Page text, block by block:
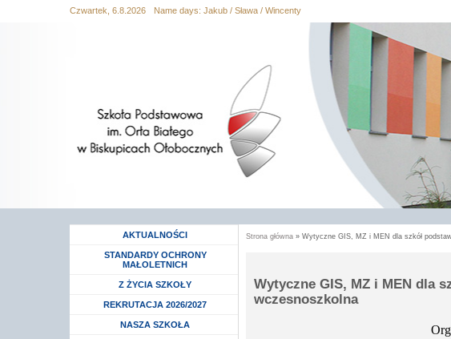
Czwartek, 6.8.2026 Name days: Jakub / Sława / Wincenty
AKTUALNOŚCI
STANDARDY OCHRONY
MAŁOLETNICH
Rozwiń menu
Z ŻYCIA SZKOŁY
Rozwiń menu
REKRUTACJA 2026/2027
Rozwiń menu
NASZA SZKOŁA
Strona główna » Wytyczne GIS, MZ i MEN dla szkół
Wytyczne GIS, MZ i MEN dla
wczesnoszkolna